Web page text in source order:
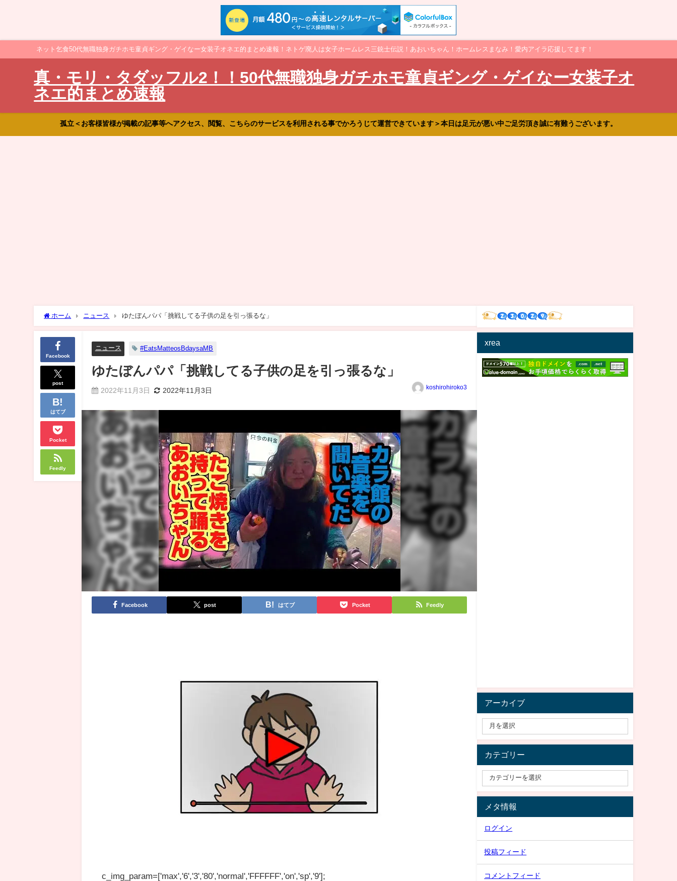
ネット乞食50代無職独身ガチホモ童貞ギング・ゲイなー女装子オネエ的まとめ速報！ネトゲ廃人は女子ホームレス三銃士伝説！あおいちゃん！ホームレスまなみ！愛内アイラ応援してます！
真・モリ・タダッフル2！！50代無職独身ガチホモ童貞ギング・ゲイなー女装子オ
ネエ的まとめ速報
孤立＜お客様皆様が掲載の記事等へアクセス、閲覧、こちらのサービスを利用される事でかろうじて運営できています＞本日は足元が悪い中ご足労頂き誠に有難うございます。
ホーム ニュース ゆたぼんパパ「挑戦してる子供の足を引っ張るな」
Facebook
post
はてブ
Pocket
Feedly
ニュース #EatsMatteosBdaysaMB
ゆたぼんパパ「挑戦してる子供の足を引っ張るな」
2022年11月3日 2022年11月3日 koshirohiroko3
Facebook post はてブ Pocket Feedly
c_img_param=['max','6','3','80','normal','FFFFFF','on','sp','9'];
xrea
アーカイブ
カテゴリー
メタ情報
ログイン
投稿フィード
コメントフィード